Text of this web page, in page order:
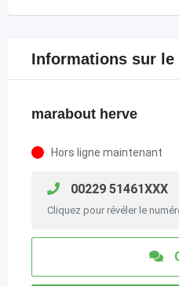
Informations sur le
marabout herve
Hors ligne maintenant
00229 51461XXX
Cliquez pour révéler le